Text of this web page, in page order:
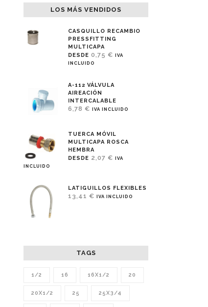
LOS MÁS VENDIDOS
CASQUILLO RECAMBIO
PRESSFITTING
MULTICAPA
DESDE 0,75 € IVA
INCLUIDO
A-112 VÁLVULA
AIREACIÓN
INTERCALABLE
6,78 € IVA INCLUIDO
TUERCA MÓVIL
MULTICAPA ROSCA
HEMBRA
DESDE 2,07 € IVA
INCLUIDO
LATIGUILLOS FLEXIBLES
13,41 € IVA INCLUIDO
TAGS
1/2 16 16X1/2 20
20X1/2 25 25X3/4